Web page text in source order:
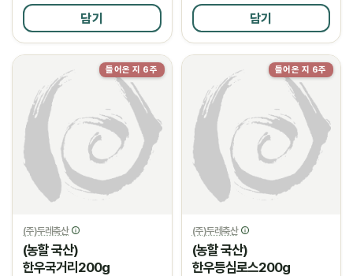
담기 담기
들어온 지 6주
(주)두레축산
(농할 국산)
한우국거리200g
들어온 지 6주
(주)두레축산
(농할 국산)
한우등심로스200g